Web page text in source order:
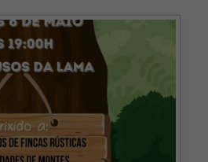
de la web.
Contenido
comportamiento
mientras visitas
nuestro sitio,
aumentas la
posibilidad de